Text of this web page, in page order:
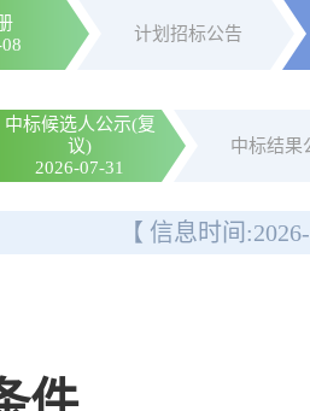
计划招标公告
中标候选人公示(复
议)
2026-07-31
中标结果
【 信息时间: